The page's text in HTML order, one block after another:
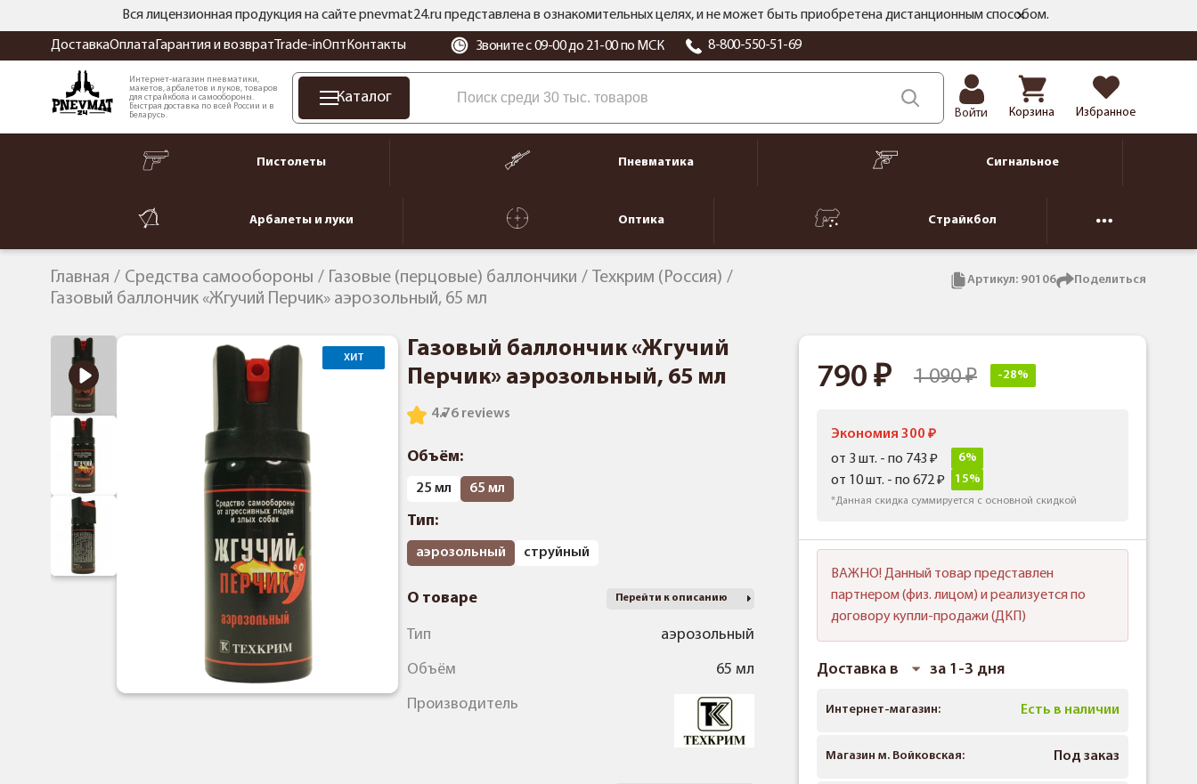
Вся лицензионная продукция на сайте pnevmat24.ru представлена в ознакомительных целях, и не может быть приобретена дистанционным способом.
ДоставкаОплата Гарантия и возврат Trade-inОпт Контакты Звоните с 09-00 до 21-00 по МСК 8-800-550-51-69
Интернет-магазин пневматики,
макетов, арбалетов и луков, товаров
для страйкбола и самообороны.
Быстрая доставка по всей России и в
Беларусь.
Каталог
Войти Корзина Избранное
Пистолеты Пневматика Сигнальное
Арбалеты и луки Оптика Страйкбол
Главная Средства самообороны Газовые (перцовые) баллончики
Техкрим (Россия)
Газовый баллончик «Жгучий Перчик» аэрозольный, 65 мл
Артикул: 90106 Поделиться
ХИТ
Газовый баллончик «Жгучий
Перчик» аэрозольный, 65 мл
6 reviews
4.7
Объём:
25 мл 65 мл
Тип:
аэрозольный струйный
О товаре Перейти к описанию
Тип аэрозольный
Объём 65 мл
Производитель
790 1 090 -28%
Экономия 300
от 3 шт. - по 743
6%
от 10 шт. - по 672 15%
*Данная скидка суммируется с основной скидкой
ВАЖНО! Данный товар представлен
партнером (физ. лицом) и реализуется по
договору купли-продажи (ДКП)
Доставка в за 1-3 дня
Интернет-магазин: Есть в наличии
Магазин м. Войковская: Под заказ